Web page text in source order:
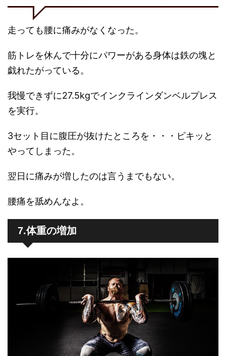
走っても腰に痛みがなくなった。
筋トレを休んで十分にパワーがある身体は鉄の塊と
戯れたがっている。
我慢できずに27.5kgでインクラインダンベルプレス
を実行。
3セット目に腹圧が抜けたところを・・・ピキッと
やってしまった。
翌日に痛みが増したのは言うまでもない。
腰痛を舐めんなよ。
7.体重の増加